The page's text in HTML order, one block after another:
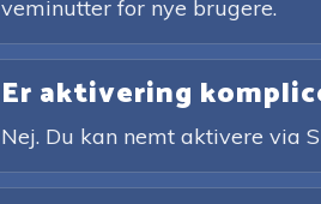
veminutter for nye brugere.
Er aktivering
Nej. Du kan nemt aktivere via